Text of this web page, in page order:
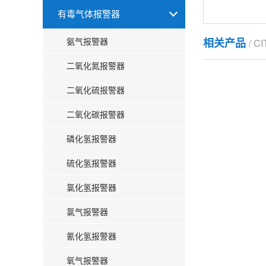
有毒气体报警器
氨气报警器
二氧化氮报警器
二氧化硫报警器
二氧化碳报警器
磷化氢报警器
硫化氢报警器
氯化氢报警器
氯气报警器
氰化氢报警器
氧气报警器
相关产品 /